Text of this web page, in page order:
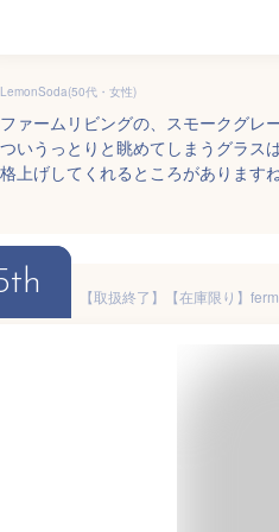
LemonSoda(50代・女性)
ファームリビングの、スモークグレ
ついうっとりと眺めてしまうグラス
格上げしてくれるところがあります